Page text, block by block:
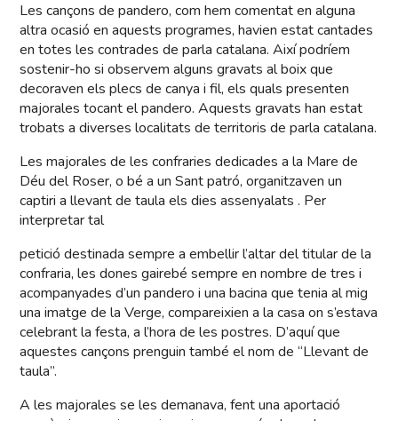
Les cançons de pandero, com hem comentat en alguna
altra ocasió en aquests programes, havien estat cantades
en totes les contrades de parla catalana. Així podríem
sostenir-ho si observem alguns gravats al boix que
decoraven els plecs de canya i fil, els quals presenten
majorales tocant el pandero. Aquests gravats han estat
trobats a diverses localitats de territoris de parla catalana.
Les majorales de les confraries dedicades a la Mare de
Déu del Roser, o bé a un Sant patró, organitzaven un
captiri a llevant de taula els dies assenyalats . Per
interpretar tal
petició destinada sempre a embellir l’altar del titular de la
confraria, les dones gairebé sempre en nombre de tres i
acompanyades d’un pandero i una bacina que tenia al mig
una imatge de la Verge, compareixien a la casa on s’estava
celebrant la festa, a l’hora de les postres. D’aquí que
aquestes cançons prenguin també el nom de “Llevant de
taula”.
A les majorales se les demanava, fent una aportació